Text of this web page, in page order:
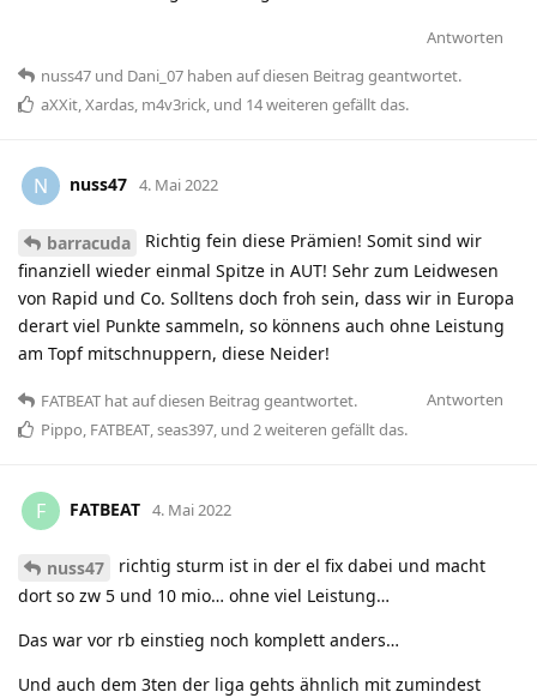
Antworten
nuss47 und Dani_07 haben auf diesen Beitrag geantwortet.
aXXit,Xardas, m4v3rick, und 14weiteren gefällt das.
N nuss47 4. Mai 2022
barracuda
Richtig fein diese Prämien! Somit sind wir
finanziell wieder einmal Spitze in AUT! Sehr zum Leidwesen
von Rapid und Co. Solltens doch froh sein, dass wir in Europa
derart viel Punkte sammeln, so könnens auch ohne Leistung
am Topf mitschnuppern, diese Neider!
Antworten
FATBEAT hatauf diesen Beitrag geantwortet.
Pippo, FATBEAT,seas397, und 2weiteren gefällt das.
F FATBEAT 4. Mai 2022
nuss47
richtig sturm ist in der el fix dabei und macht
dort so zw 5 und 10 mio… ohne viel Leistung…
Das war vor rb einstieg noch komplett anders…
Und auch dem 3ten der liga gehts ähnlich mit zumindest